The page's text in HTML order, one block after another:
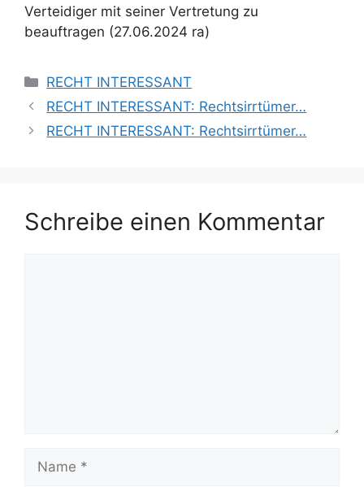
Verteidiger mit seiner Vertretung zu
beauftragen (27.06.2024 ra)
RECHT INTERESSANT
RECHT INTERESSANT: Rechtsirrtümer…
RECHT INTERESSANT: Rechtsirrtümer…
Schreibe einen Kommentar